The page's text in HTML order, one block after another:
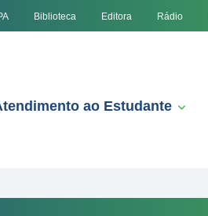
Biblioteca Editora Rádio
ao Estudante